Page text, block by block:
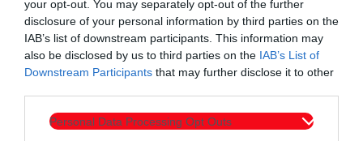
your opt-out. You may separately opt-out of the further
disclosure of your personal information by third parties on the
IAB’s list of downstream participants. This information may
also be disclosed by us to third parties on the IAB’s List of
Downstream Participants that may further disclose it to other
Personal Data Processing Opt Outs
αυστηρών περιβαλλοντικών όρων και μέτρων ασφάλειας
που το διέπουν, και να εξετάζει τα τεχνικά και επιστημονικά
δεδομένα».
πραγματοποίησαν επίσκεψη στις εγκαταστάσεις του Πρίνου,
όπου και θα πραγματοποιηθεί το έργο αποθήκευσης CO2 με